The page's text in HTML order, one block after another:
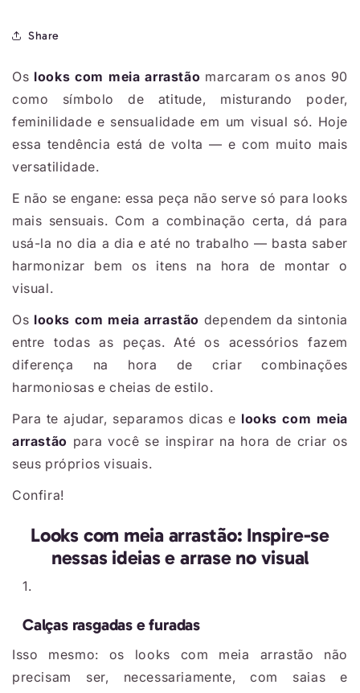
Share
Os looks com meia arrastão marcaram os anos 90
como símbolo de atitude, misturando poder,
feminilidade e sensualidade em um visual só. Hoje
essa tendência está de volta — e com muito mais
versatilidade.
E não se engane: essa peça não serve só para looks
mais sensuais. Com a combinação certa, dá para
usá-la no dia a dia e até no trabalho — basta saber
harmonizar bem os itens na hora de montar o
visual.
Os looks com meia arrastão dependem da sintonia
entre todas as peças. Até os acessórios fazem
diferença na hora de criar combinações
harmoniosas e cheias de estilo.
Para te ajudar, separamos dicas e looks com meia
arrastão para você se inspirar na hora de criar os
seus próprios visuais.
Confira!
Looks com meia arrastão: Inspire-se
nessas ideias e arrase no visual
Calças rasgadas e furadas
Isso mesmo: os looks com meia arrastão não
precisam ser, necessariamente, com saias e